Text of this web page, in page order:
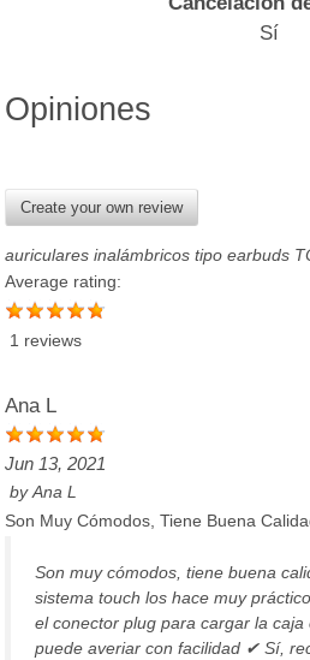
Sí
Opiniones
Create your own review
auriculares inalámbricos tipo earbuds
Average rating:
1 reviews
Ana L
Jun 13, 2021
byAna L
Son Muy Cómodos, Tiene Buena
Son muy cómodos, tiene buena
sistema touch los hace muy
el conector plug para cargar la
puede averiar con facilidad ✔ Sí,